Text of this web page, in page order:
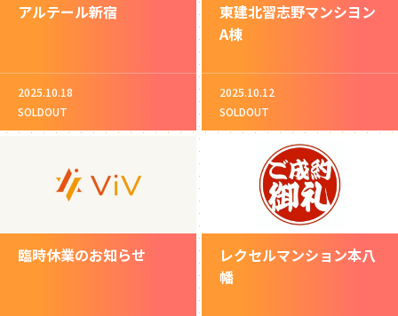
アルテール新宿
2025.10.18
SOLDOUT
東建北習志野マンシヨン
A棟
2025.10.12
SOLDOUT
臨時休業のお知らせ
レクセルマンション本八
幡